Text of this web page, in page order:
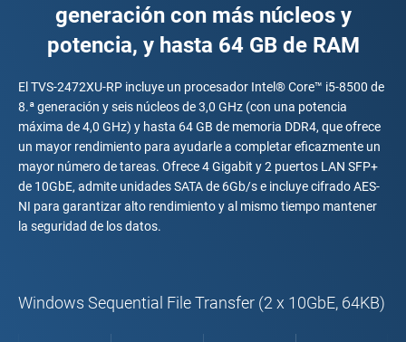
generación con más núcleos y
potencia, y hasta 64 GB de RAM
El TVS-2472XU-RP incluye un procesador Intel® Core™ i5-8500 de
8.ª generación y seis núcleos de 3,0 GHz (con una potencia
máxima de 4,0 GHz) y hasta 64 GB de memoria DDR4, que ofrece
un mayor rendimiento para ayudarle a completar eficazmente un
mayor número de tareas. Ofrece 4 Gigabit y 2 puertos LAN SFP+
de 10GbE, admite unidades SATA de 6Gb/s e incluye cifrado AES-
NI para garantizar alto rendimiento y al mismo tiempo mantener
la seguridad de los datos.
Windows Sequential File Transfer (2 x 10GbE, 64KB)